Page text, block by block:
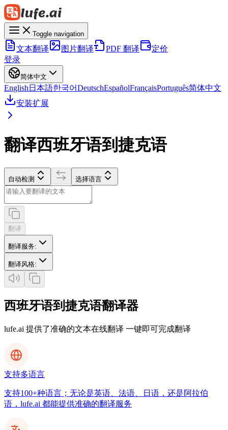
Toggle navigation
文本翻译 图片翻译 PDF 翻译
定价
登录
简体中文
English 日本語한국어DeutschEspañolFrançaisPortuguês简体中文
安装扩展
翻译西班牙语到捷克语
自动检测 选择语言
翻译
翻译服务:
翻译风格:
西班牙语到捷克语翻译器
lufe.ai 提供了准确的文本在线翻译 一键即可完成翻译
支持多语言
支持100+种语言；无论是英语、法语、日语，还是阿拉伯
语，lufe.ai 都能提供准确的翻译服务